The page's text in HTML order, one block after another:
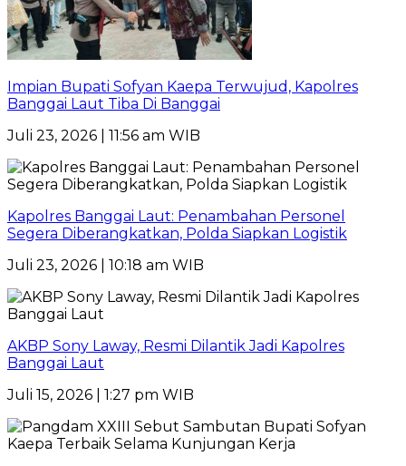
Impian Bupati Sofyan Kaepa Terwujud, Kapolres
Banggai Laut Tiba Di Banggai
Juli 23, 2026 | 11:56 am WIB
Kapolres Banggai Laut: Penambahan Personel
Segera Diberangkatkan, Polda Siapkan Logistik
Juli 23, 2026 | 10:18 am WIB
AKBP Sony Laway, Resmi Dilantik Jadi Kapolres
Banggai Laut
Juli 15, 2026 | 1:27 pm WIB